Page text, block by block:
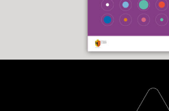
Valérie Hangel